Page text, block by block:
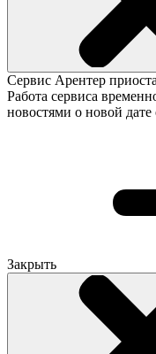
Сервис Арентер
Работа сервиса
новостями о новой дате
Закрыть